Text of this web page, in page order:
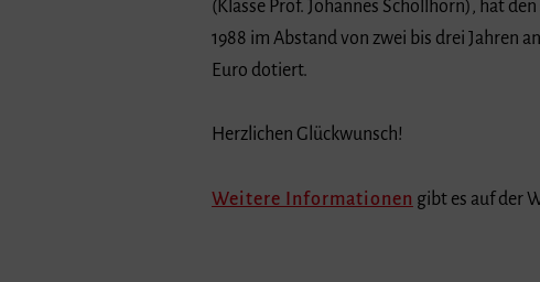
(Klasse Prof. Johannes Schöllhorn), hat
1988 im Abstand von zwei bis drei Jahren
Euro dotiert.
Herzlichen Glückwunsch!
Weitere Informationen gibt es auf der